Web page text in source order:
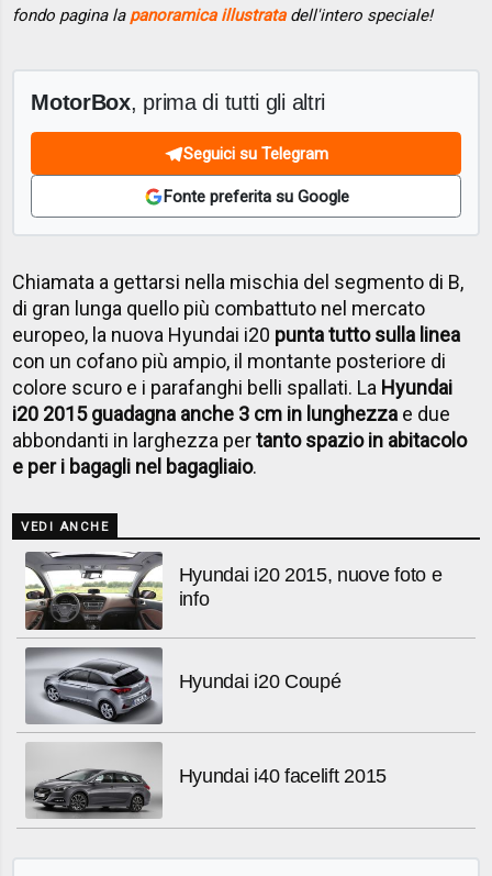
fondo pagina la panoramica illustratadell'intero speciale!
MotorBox, prima di tutti gli altri
Seguici su Telegram
Fonte preferita su Google
Chiamata a gettarsi nella mischia del segmento di B,
di gran lunga quello più combattuto nel mercato
europeo, la nuova Hyundai i20 punta tutto sulla linea
con un cofano più ampio, il montante posteriore di
colore scuro e i parafanghi belli spallati. La Hyundai
i20 2015 guadagna anche 3 cm in lunghezza e due
abbondanti in larghezza pertanto spazio in abitacolo
e per i bagagli nel bagagliaio.
VEDI ANCHE
Hyundai i20 2015, nuove foto e
info
Hyundai i20 Coupé
Hyundai i40 facelift 2015